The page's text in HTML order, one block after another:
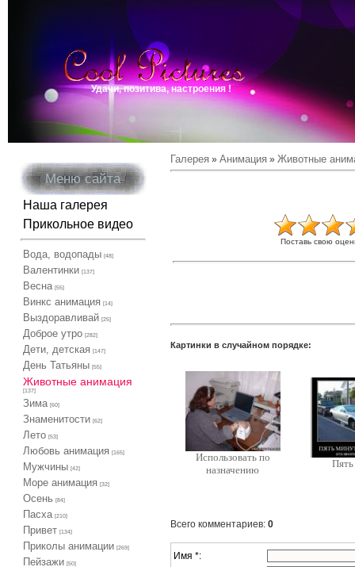
Удачи, позитива, настроения !
Меню сайта
Наша галерея
Прикольное видео
Вода, водопады [48]
Валентинки [137]
Весна [55]
Винкс анимация [14]
Выздоравливай [25]
Доброе утро [282]
Дети, детская [147]
День Татьяны [55]
Животные анимация
[137]
Зима [60]
Знаменитости [62]
Лето [53]
Любовь анимация [165]
Мужчины [42]
Море анимация [32]
Осень [84]
Пасха [210]
Привет [134]
Приколы анимации [269]
Пейзажи [50]
Галерея » Анимация » Животные
Поставь свою
Картинки в случайном порядке:
Использовать по
назначению
Всего комментариев: 0
Имя *: